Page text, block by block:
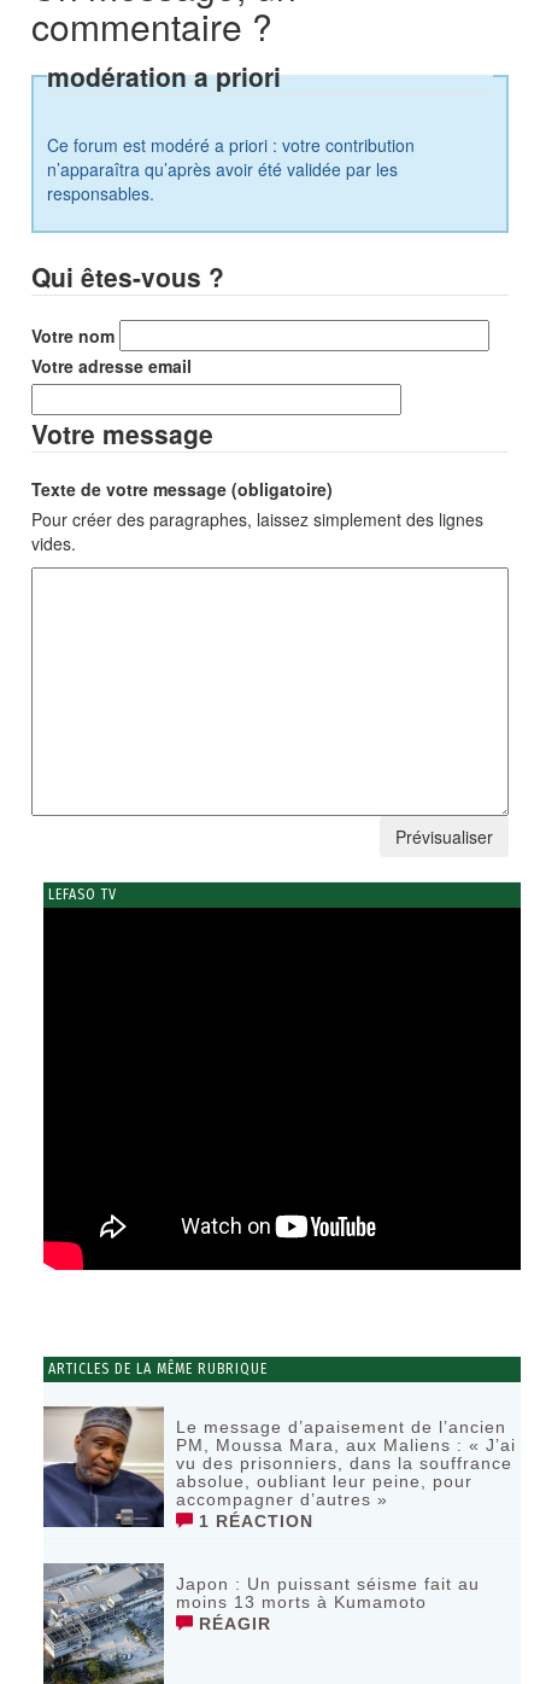
commentaire ?
modération a priori
Ce forum est modéré a priori : votre contribution
n’apparaîtra qu’après avoir été validée par les
responsables.
Qui êtes-vous ?
Votre nom
Votre adresse email
Votre message
Texte de votre message (obligatoire)
Pour créer des paragraphes, laissez simplement des lignes
vides.
LEFASO TV
ARTICLES DE LA MÊME RUBRIQUE
Le message d’apaisement de l’ancien
PM, Moussa Mara, aux Maliens : « J’ai
vu des prisonniers, dans la souffrance
absolue, oubliant leur peine, pour
accompagner d’autres »
1 RÉACTION
‎Japon : Un puissant séisme fait au
moins 13 morts à Kumamoto ‎
RÉAGIR